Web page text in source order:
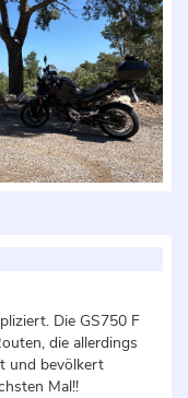
Die GS750 F
die allerdings
und bevölkert
Mal!!